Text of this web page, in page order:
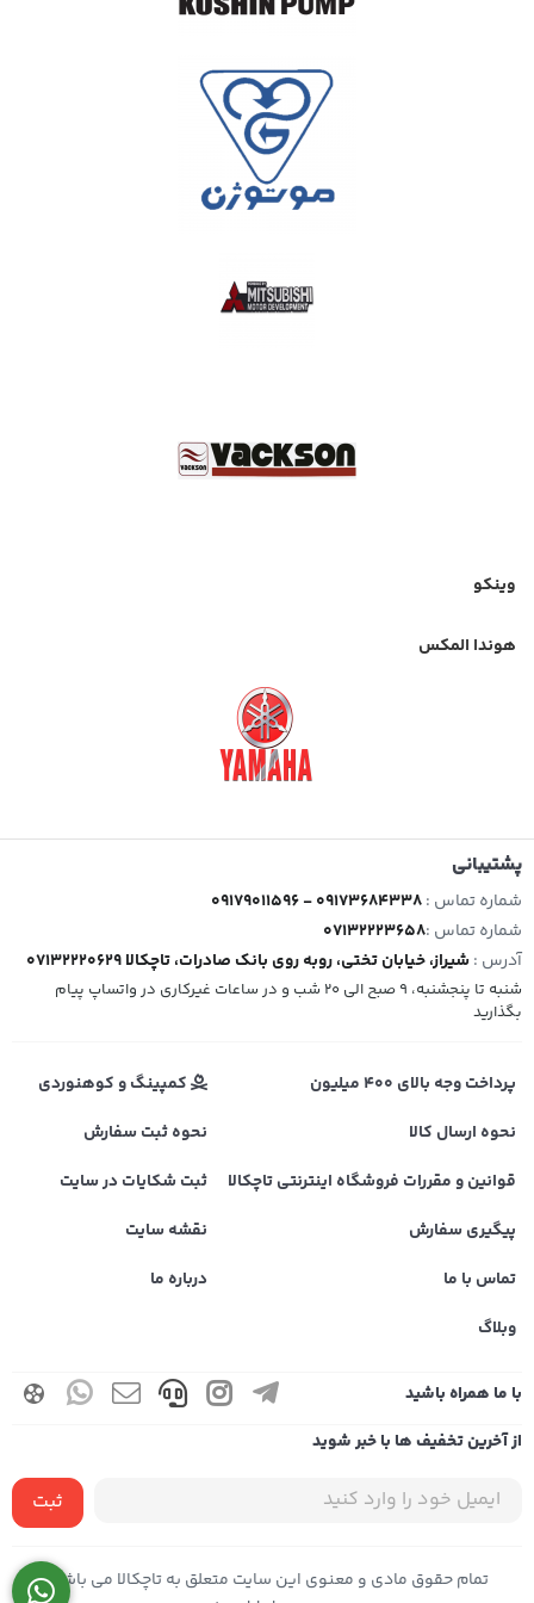
وینکو
هوندا المکس
پشتیبانی
شماره تماس :09179011596 - 09173684338
شماره تماس :07132223658
آدرس :شیراز، خیابان تختی، روبه روی بانک صادرات، تاچکالا 07132220629
شنبه تا پنجشنبه، 9 صبح الی 20 شب و در ساعات غیرکاری در واتساپ پیام
بگذارید
پرداخت وجه بالای 400 میلیون
کمپینگ و کوهنوردی
نحوه ارسال کالا
نحوه ثبت سفارش
قوانین و مقررات فروشگاه اینترنتی تاچکالا
ثبت شکایات در سایت
پیگیری سفارش
نقشه سایت
تماس با ما
درباره ما
وبلاگ
با ما همراه باشید
از آخرین تخفیف ها با خبر شوید
ثبت
تمام حقوق مادی و معنوی این سایت متعلق به تاچکالا می باشد |